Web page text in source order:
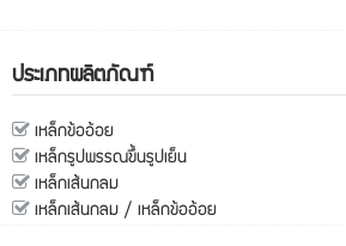
ประเภทผลิตภัณฑ์
เหล็กข้ออ้อย
เหล็กรูปพรรณขึ้นรูปเย็น
เหล็กเส้นกลม
เหล็กเส้นกลม / เหล็กข้ออ้อย